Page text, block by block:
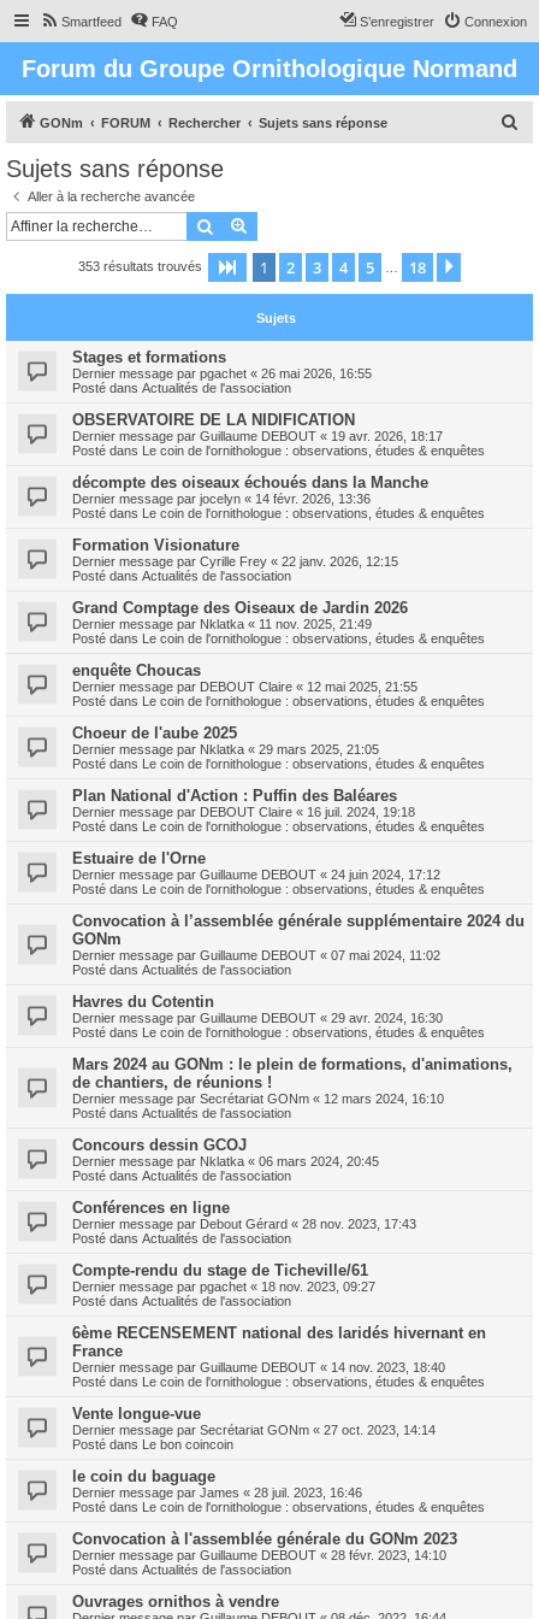
Smartfeed FAQ Connexion
S’enregistrer
Forum du Groupe Ornithologique Normand
GONm FORUM Rechercher Sujets sans réponse
c
Sujets sans réponse
Aller à la recherche avancée
Rechercher
353 résultats trouvés Page 1sur18
1 2 3 4 5 18
Sujets
Stages et formations
Dernier message par pgachet « 26 mai 2026, 16:55
Posté dans Actualités de l'association
OBSERVATOIRE DE LA NIDIFICATION
Dernier message par Guillaume DEBOUT « 19 avr. 2026, 18:17
Posté dans Le coin de l'ornithologue : observations, études & enquêtes
décompte des oiseaux échoués dans la Manche
Dernier message par jocelyn « 14 févr. 2026, 13:36
Posté dans Le coin de l'ornithologue : observations, études & enquêtes
Formation Visionature
Dernier message par Cyrille Frey « 22 janv. 2026, 12:15
Posté dans Actualités de l'association
Grand Comptage des Oiseaux de Jardin 2026
Dernier message par Nklatka « 11 nov. 2025, 21:49
Posté dans Le coin de l'ornithologue : observations, études & enquêtes
enquête Choucas
Dernier message par DEBOUT Claire « 12 mai 2025, 21:55
Posté dans Le coin de l'ornithologue : observations, études & enquêtes
Choeur de l'aube 2025
Dernier message par Nklatka « 29 mars 2025, 21:05
Posté dans Le coin de l'ornithologue : observations, études & enquêtes
Plan National d'Action : Puffin des Baléares
Dernier message par DEBOUT Claire « 16 juil. 2024, 19:18
Posté dans Le coin de l'ornithologue : observations, études & enquêtes
Estuaire de l'Orne
Dernier message par Guillaume DEBOUT « 24 juin 2024, 17:12
Posté dans Le coin de l'ornithologue : observations, études & enquêtes
Convocation à l’assemblée générale supplémentaire 2024 du
GONm
Dernier message par Guillaume DEBOUT « 07 mai 2024, 11:02
Posté dans Actualités de l'association
Havres du Cotentin
Dernier message par Guillaume DEBOUT « 29 avr. 2024, 16:30
Posté dans Le coin de l'ornithologue : observations, études & enquêtes
Mars 2024 au GONm : le plein de formations, d'animations,
de chantiers, de réunions !
Dernier message par Secrétariat GONm « 12 mars 2024, 16:10
Posté dans Actualités de l'association
Concours dessin GCOJ
Dernier message par Nklatka « 06 mars 2024, 20:45
Posté dans Actualités de l'association
Conférences en ligne
Dernier message par Debout Gérard « 28 nov. 2023, 17:43
Posté dans Actualités de l'association
Compte-rendu du stage de Ticheville/61
Dernier message par pgachet « 18 nov. 2023, 09:27
Posté dans Actualités de l'association
6ème RECENSEMENT national des laridés hivernant en
France
Dernier message par Guillaume DEBOUT « 14 nov. 2023, 18:40
Posté dans Le coin de l'ornithologue : observations, études & enquêtes
Vente longue-vue
Dernier message par Secrétariat GONm « 27 oct. 2023, 14:14
Posté dans Le bon coincoin
le coin du baguage
Dernier message par James « 28 juil. 2023, 16:46
Posté dans Le coin de l'ornithologue : observations, études & enquêtes
Convocation à l'assemblée générale du GONm 2023
Dernier message par Guillaume DEBOUT « 28 févr. 2023, 14:10
Posté dans Actualités de l'association
Ouvrages ornithos à vendre